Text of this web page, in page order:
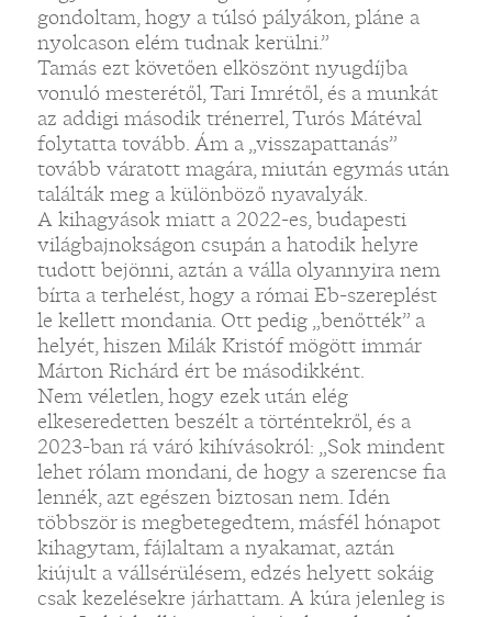
gondoltam, hogy a túlsó pályákon, pláne a
nyolcason elém tudnak kerülni.”
Tamás ezt követően elköszönt nyugdíjba
vonuló mesterétől, Tari Imrétől, és a munkát
az addigi második trénerrel, Turós Mátéval
folytatta tovább. Ám a „visszapattanás”
tovább váratott magára, miután egymás után
találták meg a különböző nyavalyák.
A kihagyások miatt a 2022-es, budapesti
világbajnokságon csupán a hatodik helyre
tudott bejönni, aztán a válla olyannyira nem
bírta a terhelést, hogy a római Eb-szereplést
le kellett mondania. Ott pedig „benőtték” a
helyét, hiszen Milák Kristóf mögött immár
Márton Richárd ért be másodikként.
Nem véletlen, hogy ezek után elég
elkeseredetten beszélt a történtekről, és a
2023-ban rá váró kihívásokról: „Sok mindent
lehet rólam mondani, de hogy a szerencse fia
lennék, azt egészen biztosan nem. Idén
többször is megbetegedtem, másfél hónapot
kihagytam, fájlaltam a nyakamat, aztán
kiújult a vállsérülésem, edzés helyett sokáig
csak kezelésekre járhattam. A kúra jelenleg is